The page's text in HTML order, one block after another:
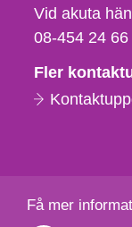
och
e-
Vid akuta
08-454 24 66
Fler
Få mer